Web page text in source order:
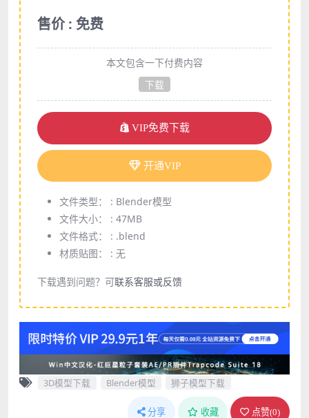
售价 : 免费
本文包含一下付费内容
下载
VIP免费下载
开通VIP
文件类型： : Blender模型
文件大小： : 47MB
文件格式： : .blend
材质贴图： : 无
下载遇到问题？可联系客服或反馈
3D模型下载 Blender模型 狮子模型下载
分享 收藏 点赞(0)